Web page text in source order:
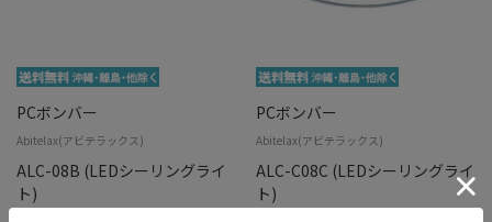
PCボンバー
Abitelax(アビテラックス)
ALC-08B (LEDシーリングライ
ト)
PCボンバー
Abitelax(アビテラックス)
ALC-C08C (LEDシーリングライ
ト)